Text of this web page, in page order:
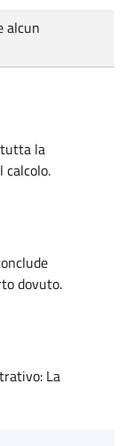
alcun
tutta la
calcolo.
dovuto.
La